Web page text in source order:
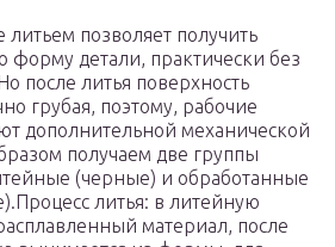
позволяет получить
форму детали, практически без
после литья поверхность
грубая, поэтому, рабочие
дополнительной механической
получаем две группы
(черные) и обработанные
литья: в литейную
материал, после